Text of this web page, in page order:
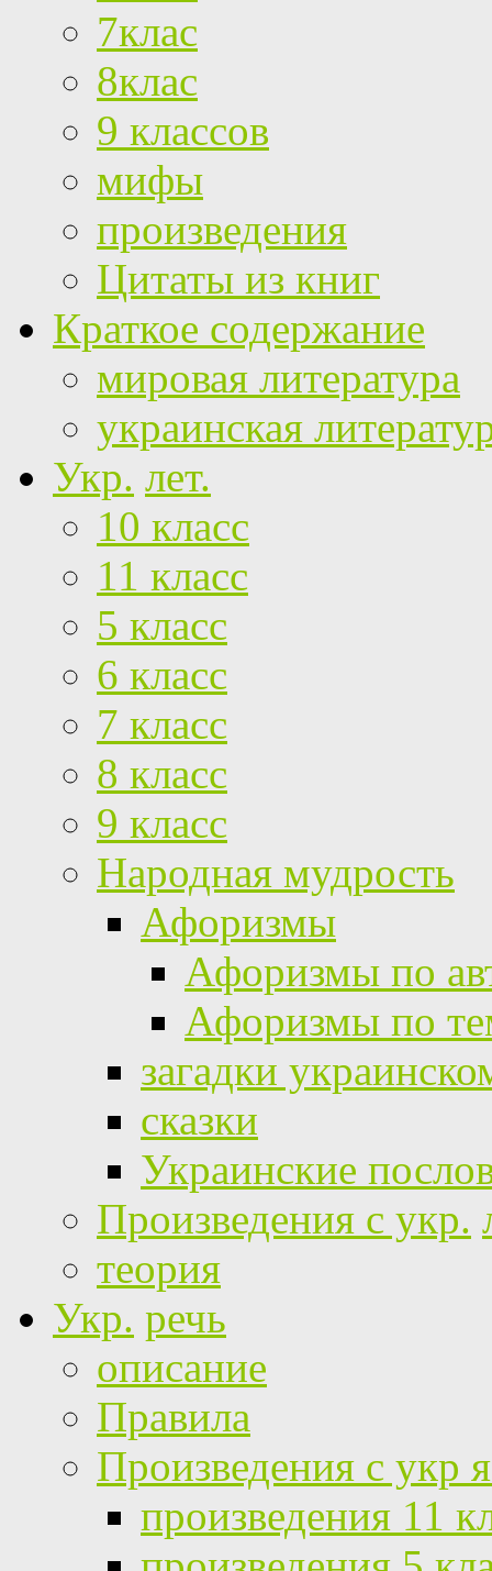
7клас
8клас
9 классов
мифы
произведения
Цитаты из книг
Краткое содержание
мировая литература
украинская
Укр. лет.
10 класс
11 класс
5 класс
6 класс
7 класс
8 класс
9 класс
Народная мудрость
Афоризмы
Афоризмы по
Афоризмы по
загадки
сказки
Украинские
Произведения с укр.
теория
Укр. речь
описание
Правила
Произведения с укр
произведения 11